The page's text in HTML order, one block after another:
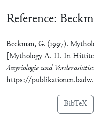
Reference:
Beckman, G. (1997).
[Mythology A. II. In
Assyriologie und
https://
BibTeX